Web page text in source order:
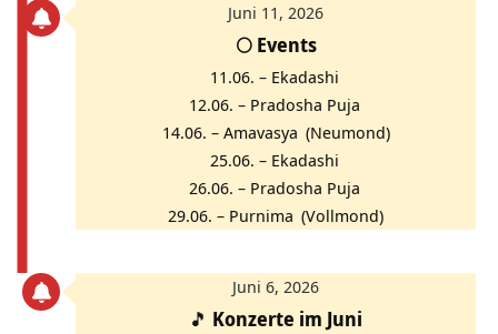
Juni 11, 2026
🌕 Events
11.06. – Ekadashi
12.06. – Pradosha Puja
14.06. – Amavasya (Neumond)
25.06. – Ekadashi
26.06. – Pradosha Puja
29.06. – Purnima (Vollmond)
Juni 6, 2026
🎵 Konzerte im Juni